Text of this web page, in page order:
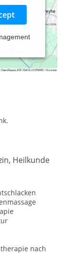
Therapie
zur
verschiedene
Heilkunde
nach